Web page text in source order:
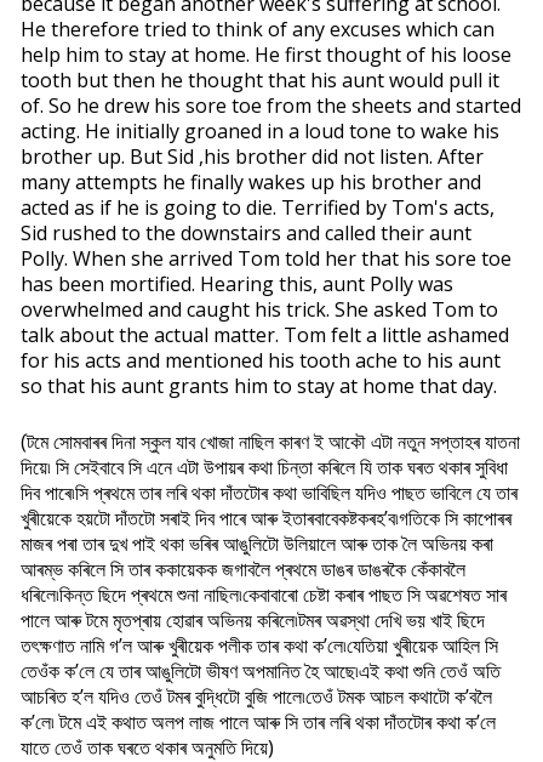
He therefore tried to think of any excuses which can
help him to stay at home. He first thought of his loose
tooth but then he thought that his aunt would pull it
of. So he drew his sore toe from the sheets and started
acting. He initially groaned in a loud tone to wake his
brother up. But Sid ,his brother did not listen. After
many attempts he finally wakes up his brother and
acted as if he is going to die. Terrified by Tom's acts,
Sid rushed to the downstairs and called their aunt
Polly. When she arrived Tom told her that his sore toe
has been mortified. Hearing this, aunt Polly was
overwhelmed and caught his trick. She asked Tom to
talk about the actual matter. Tom felt a little ashamed
for his acts and mentioned his tooth ache to his aunt
so that his aunt grants him to stay at home that day.
(টমে সোমবাৰৰ দিনা স্কুল যাব খোজা নাছিল কাৰণ ই আকৌ এটা নতুন সপ্তাহৰ যাতনা
দিয়ে৷ সি সেইবাবে সি এনে এটা উপায়ৰ কথা চিন্তা কৰিলে যি তাক ঘৰত থকাৰ সুবিধা
দিব পাৰে৷সি প্ৰথমে তাৰ লৰি থকা দাঁতটোৰ কথা ভাবিছিল যদিও পাছত ভাবিলে যে তাৰ
খুৰীয়েকে হয়টো দাঁতটো সৰাই দিব পাৰে আৰু ইতাৰবাবেকষ্টকৰহ’ব৷গতিকে সি কাপোৰৰ
মাজৰ পৰা তাৰ দুখ পাই থকা ভৰিৰ আঙুলিটো উলিয়ালে আৰু তাক লৈ অভিনয় কৰা
আৰম্ভ কৰিলে সি তাৰ ককায়েকক জগাবলৈ প্ৰথমে ডাঙৰ ডাঙৰকৈ কেঁকাবলৈ
ধৰিলে৷কিন্ত ছিদে প্ৰথমে শুনা নাছিল৷কেবাবাৰো চেষ্টা কৰাৰ পাছত সি অৱশেষত সাৰ
পালে আৰু টমে মৃতপ্ৰায় হোৱাৰ অভিনয় কৰিলে৷টমৰ অৱস্থা দেখি ভয় খাই ছিদে
তৎক্ষণাত নামি গ’ল আৰু খুৰীয়েক পলীক তাৰ কথা ক’লে৷যেতিয়া খুৰীয়েক আহিল সি
তেওঁক ক’লে যে তাৰ আঙুলিটো ভীষণ অপমানিত হৈ আছে৷এই কথা শুনি তেওঁ অতি
আচৰিত হ’ল যদিও তেওঁ টমৰ বুদ্ধিটো বুজি পালে৷তেওঁ টমক আচল কথাটো ক’বলৈ
ক’লে৷ টমে এই কথাত অলপ লাজ পালে আৰু সি তাৰ লৰি থকা দাঁতটোৰ কথা ক’লে
যাতে তেওঁ তাক ঘৰতে থকাৰ অনুমতি দিয়ে)